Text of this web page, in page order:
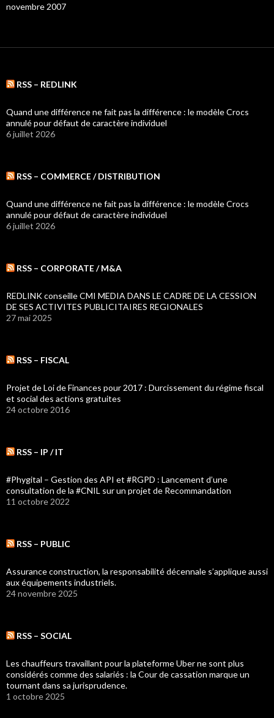
novembre 2007
RSS – REDLINK
Quand une différence ne fait pas la différence : le modèle Crocs
annulé pour défaut de caractère individuel
6 juillet 2026
RSS – COMMERCE / DISTRIBUTION
Quand une différence ne fait pas la différence : le modèle Crocs
annulé pour défaut de caractère individuel
6 juillet 2026
RSS – CORPORATE / M&A
REDLINK conseille CMI MEDIA DANS LE CADRE DE LA CESSION
DE SES ACTIVITES PUBLICITAIRES REGIONALES
27 mai 2025
RSS – FISCAL
Projet de Loi de Finances pour 2017 : Durcissement du régime fiscal
et social des actions gratuites
24 octobre 2016
RSS – IP / IT
#Phygital – Gestion des API et #RGPD : Lancement d’une
consultation de la #CNIL sur un projet de Recommandation
11 octobre 2022
RSS – PUBLIC
Assurance construction, la responsabilité décennale s’applique aussi
aux équipements industriels.
24 novembre 2025
RSS – SOCIAL
Les chauffeurs travaillant pour la plateforme Uber ne sont plus
considérés comme des salariés : la Cour de cassation marque un
tournant dans sa jurisprudence.
1 octobre 2025